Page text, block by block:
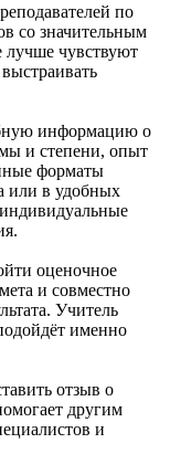
по
со значительным
лучше чувствуют
информацию о
и степени, опыт
форматы
или в удобных
оценочное
и совместно
Учитель
именно
отзыв о
другим
и